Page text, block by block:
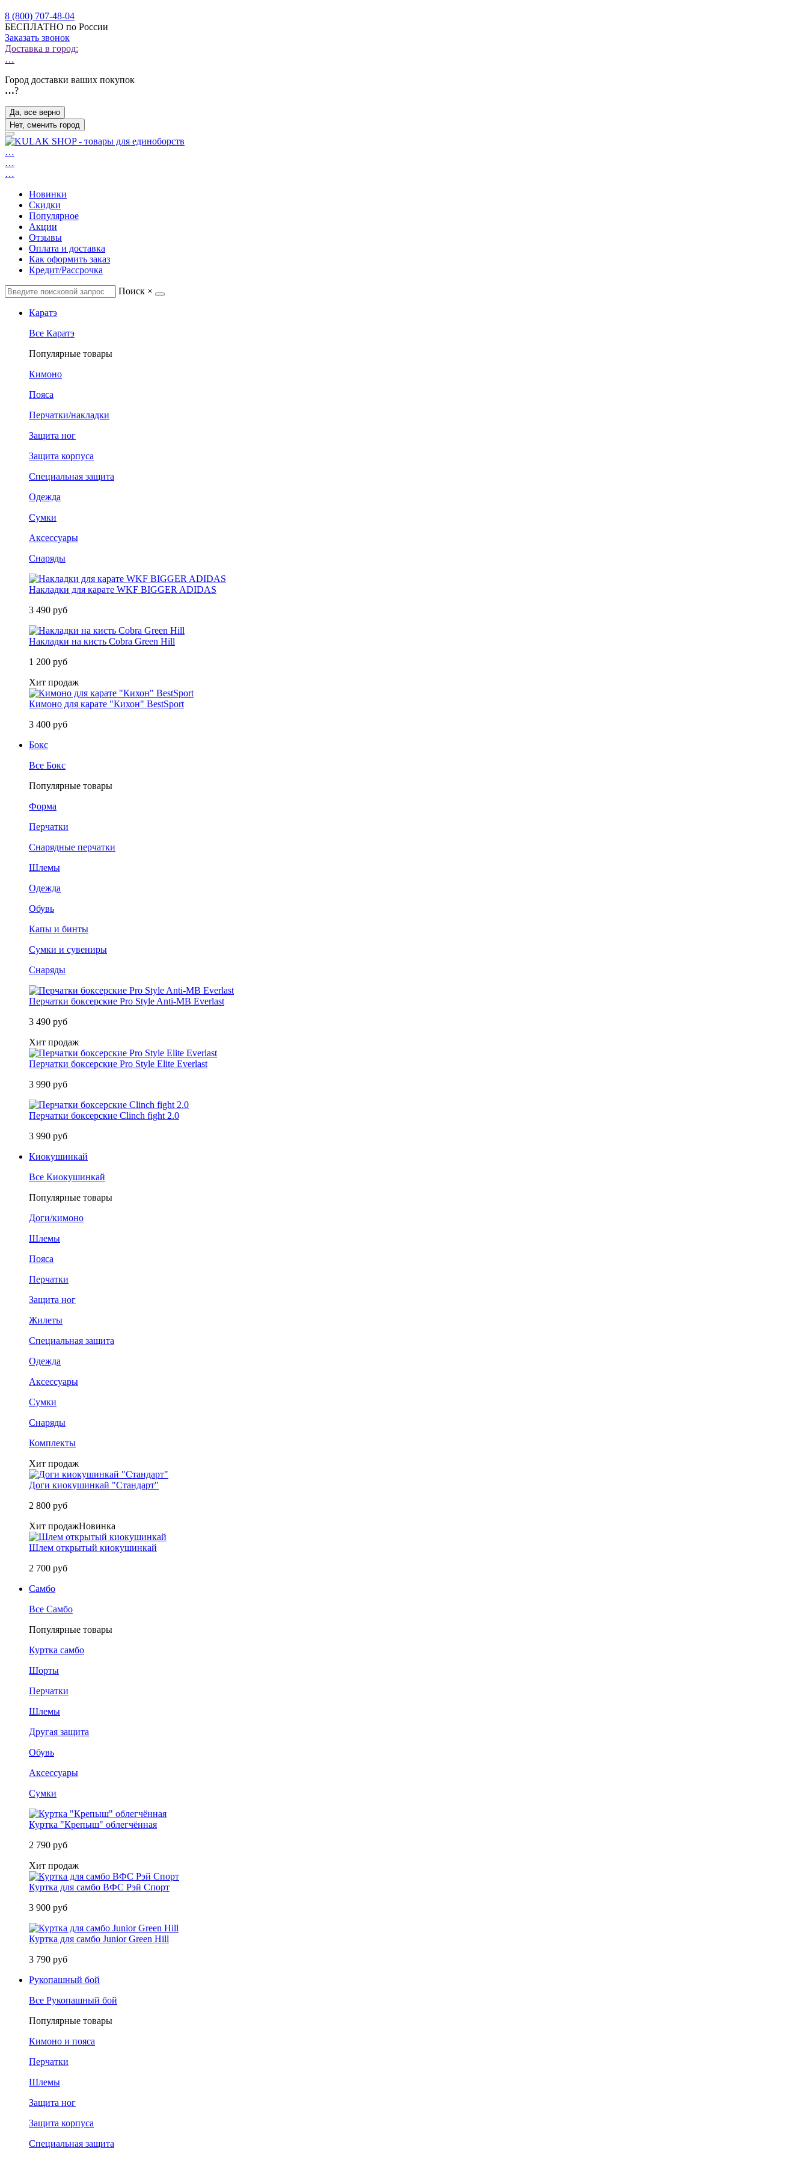
8 (800) 707-48-04
БЕСПЛАТНО по России
Заказать звонок
Доставка в город:
…
Город доставки ваших покупок
…?
Да, все верно
Нет, сменить город
…
…
…
Новинки
Скидки
Популярное
Акции
Отзывы
Оплата и доставка
Как оформить заказ
Кредит/Рассрочка
Поиск ×
Каратэ
Все Каратэ
Популярные товары
Кимоно
Пояса
Перчатки/накладки
Защита ног
Защита корпуса
Специальная защита
Одежда
Сумки
Аксессуары
Снаряды
Накладки для карате WKF BIGGER ADIDAS
3 490 руб
Накладки на кисть Cobra Green Hill
1 200 руб
Хит продаж
Кимоно для карате "Кихон" BestSport
3 400 руб
Бокс
Все Бокс
Популярные товары
Форма
Перчатки
Снарядные перчатки
Шлемы
Одежда
Обувь
Капы и бинты
Сумки и сувениры
Снаряды
Перчатки боксерские Pro Style Anti-MB Everlast
3 490 руб
Хит продаж
Перчатки боксерские Pro Style Elite Everlast
3 990 руб
Перчатки боксерские Clinch fight 2.0
3 990 руб
Киокушинкай
Все Киокушинкай
Популярные товары
Доги/кимоно
Шлемы
Пояса
Перчатки
Защита ног
Жилеты
Специальная защита
Одежда
Аксессуары
Сумки
Снаряды
Комплекты
Хит продаж
Доги киокушинкай "Стандарт"
2 800 руб
Хит продажНовинка
Шлем открытый киокушинкай
2 700 руб
Самбо
Все Самбо
Популярные товары
Куртка самбо
Шорты
Перчатки
Шлемы
Другая защита
Обувь
Аксессуары
Сумки
Куртка "Крепыш" облегчённая
2 790 руб
Хит продаж
Куртка для самбо ВФС Рэй Спорт
3 900 руб
Куртка для самбо Junior Green Hill
3 790 руб
Рукопашный бой
Все Рукопашный бой
Популярные товары
Кимоно и пояса
Перчатки
Шлемы
Защита ног
Защита корпуса
Специальная защита